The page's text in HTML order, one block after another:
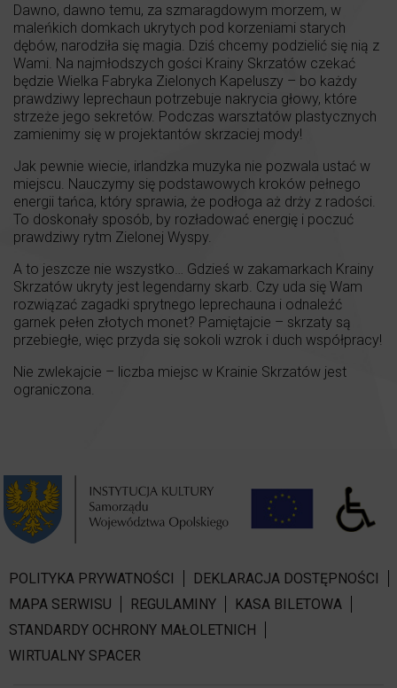
Dawno, dawno temu, za szmaragdowym morzem, w
maleńkich domkach ukrytych pod korzeniami starych
dębów, narodziła się magia. Dziś chcemy podzielić się nią z
Wami. Na najmłodszych gości Krainy Skrzatów czekać
będzie Wielka Fabryka Zielonych Kapeluszy – bo każdy
prawdziwy leprechaun potrzebuje nakrycia głowy, które
strzeże jego sekretów. Podczas warsztatów plastycznych
zamienimy się w projektantów skrzaciej mody!
Jak pewnie wiecie, irlandzka muzyka nie pozwala ustać w
miejscu. Nauczymy się podstawowych kroków pełnego
energii tańca, który sprawia, że podłoga aż drży z radości.
To doskonały sposób, by rozładować energię i poczuć
prawdziwy rytm Zielonej Wyspy.
A to jeszcze nie wszystko… Gdzieś w zakamarkach Krainy
Skrzatów ukryty jest legendarny skarb. Czy uda się Wam
rozwiązać zagadki sprytnego leprechauna i odnaleźć
garnek pełen złotych monet? Pamiętajcie – skrzaty są
przebiegłe, więc przyda się sokoli wzrok i duch współpracy!
Nie zwlekajcie – liczba miejsc w Krainie Skrzatów jest
ograniczona.
POLITYKA PRYWATNOŚCI
DEKLARACJA DOSTĘPNOŚCI
MAPA SERWISU
REGULAMINY
KASA BILETOWA
STANDARDY OCHRONY MAŁOLETNICH
WIRTUALNY SPACER